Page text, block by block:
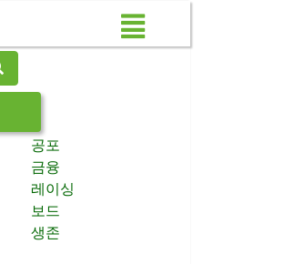
공포
금융
레이싱
보드
생존